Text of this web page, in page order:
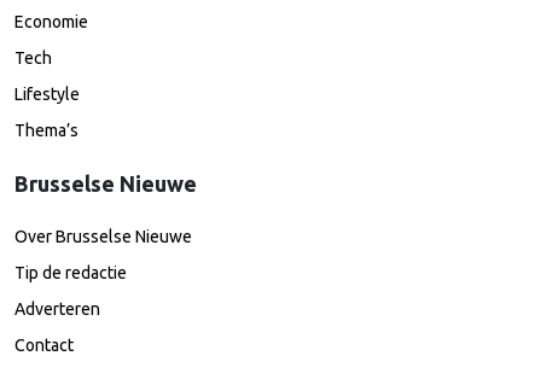
Economie
Tech
Lifestyle
Thema’s
Brusselse Nieuwe
Over Brusselse Nieuwe
Tip de redactie
Adverteren
Contact